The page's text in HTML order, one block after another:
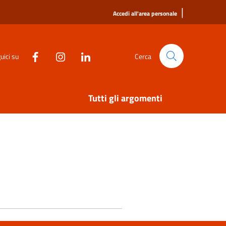
Accedi all'area personale |
su Cerca
Tutti gli argomenti